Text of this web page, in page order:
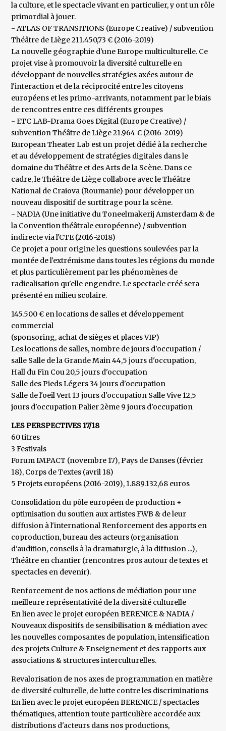
la culture, et le spectacle vivant en particulier, y ont un rôle
primordial à jouer.
- ATLAS OF TRANSITIONS (Europe Creative) / subvention
Théâtre de Liège 211.450,73 € (2016-2019)
La nouvelle géographie d'une Europe multiculturelle. Ce
projet vise à promouvoir la diversité culturelle en
développant de nouvelles stratégies axées autour de
l'interaction et de la réciprocité entre les citoyens
européens et les primo-arrivants, notamment par le biais
de rencontres entre ces différents groupes
- ETC LAB-Drama Goes Digital (Europe Creative) /
subvention Théâtre de Liège 21.964 € (2016-2019)
European Theater Lab est un projet dédié à la recherche
et au développement de stratégies digitales dans le
domaine du Théâtre et des Arts de la Scène. Dans ce
cadre, le Théâtre de Liège collabore avec le Théâtre
National de Craiova (Roumanie) pour développer un
nouveau dispositif de surtitrage pour la scène.
- NADIA (Une initiative du Toneelmakerij Amsterdam & de
la Convention théâtrale européenne) / subvention
indirecte via l'CTE (2016-2018)
Ce projet a pour origine les questions soulevées par la
montée de l'extrémisme dans toutes les régions du monde
et plus particulièrement par les phénomènes de
radicalisation qu'elle engendre. Le spectacle créé sera
présenté en milieu scolaire.
145.500 € en locations de salles et développement
commercial
(sponsoring, achat de sièges et places VIP)
Les locations de salles, nombre de jours d'occupation /
salle Salle de la Grande Main 44,5 jours d'occupation,
Hall du Fin Cou 20,5 jours d'occupation
Salle des Pieds Légers 34 jours d'occupation
Salle de l'oeil Vert 13 jours d'occupation Salle Vive 12,5
jours d'occupation Palier 2ème 9 jours d'occupation
LES PERSPECTIVES 17/18
60 titres
3 Festivals
Forum IMPACT (novembre 17), Pays de Danses (février
18), Corps de Textes (avril 18)
5 Projets européens (2016-2019), 1.889.132,68 euros
Consolidation du pôle européen de production +
optimisation du soutien aux artistes FWB & de leur
diffusion à l'international Renforcement des apports en
coproduction, bureau des acteurs (organisation
d'audition, conseils à la dramaturgie, à la diffusion ...),
Théâtre en chantier (rencontres pros autour de textes et
spectacles en devenir).
Renforcement de nos actions de médiation pour une
meilleure représentativité de la diversité culturelle
En lien avec le projet européen BERENICE & NADIA /
Nouveaux dispositifs de sensibilisation & médiation avec
les nouvelles composantes de population, intensification
des projets Culture & Enseignement et des rapports aux
associations & structures interculturelles.
Revalorisation de nos axes de programmation en matière
de diversité culturelle, de lutte contre les discriminations
En lien avec le projet européen BERENICE / spectacles
thématiques, attention toute particulière accordée aux
distributions d'acteurs dans nos productions,